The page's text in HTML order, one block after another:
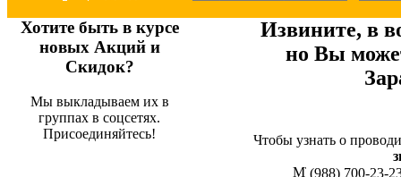
Хотите быть в курсе
новых Акций и
Скидок?
Мы выкладываем их в
группах в соцсетях.
Присоединяйтесь!
Извините, в
но Вы
Чтобы узнать о
(988) 700-23-